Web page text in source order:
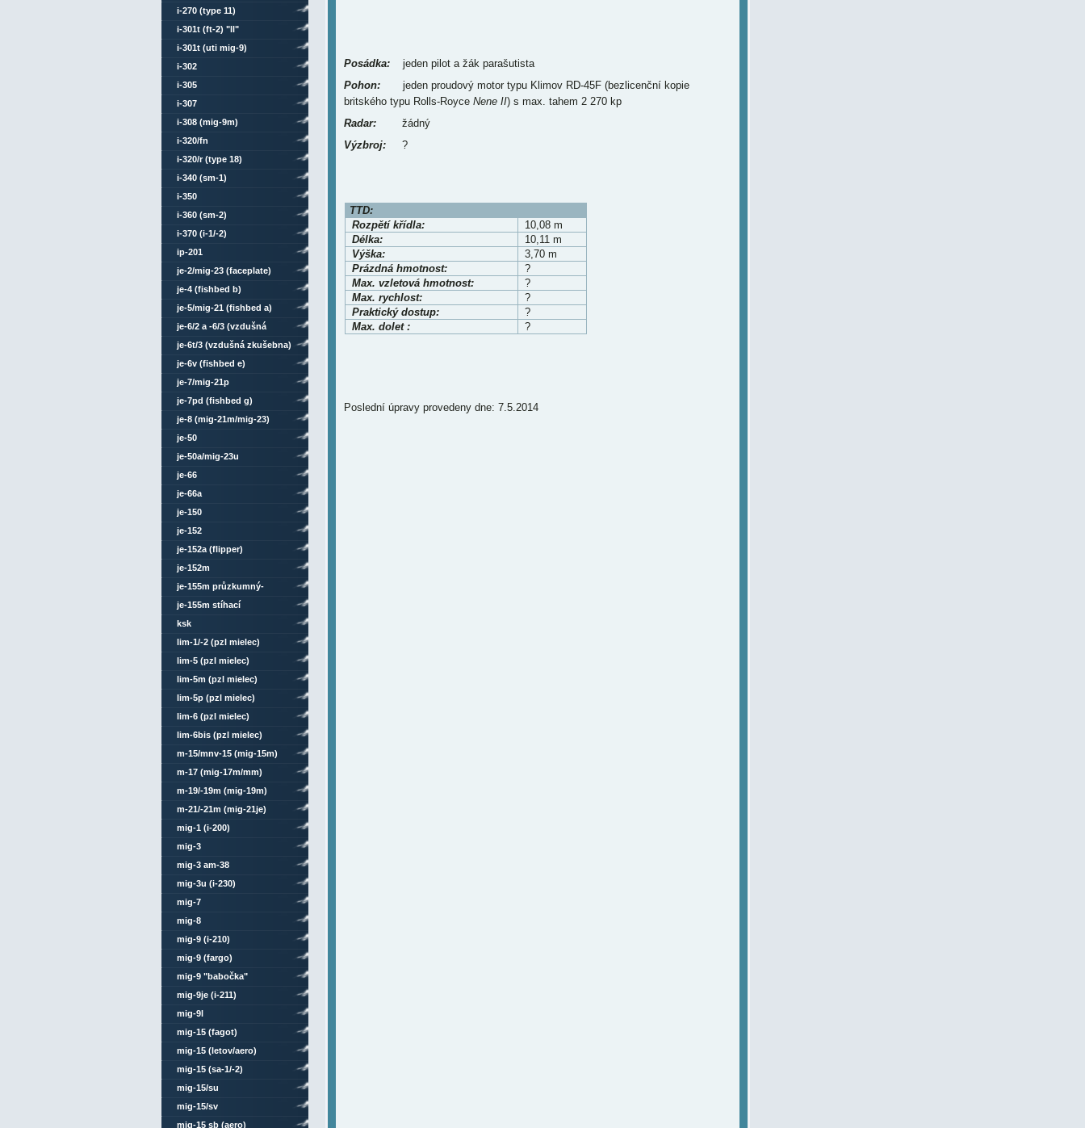
Posádka:jeden pilot a žák parašutista
Pohon:jeden proudový motor typu Klimov RD-45F (bezlicenční kopie
britského typu Rolls-Royce Nene II) s max. tahem 2 270 kp
Radar:žádný
Výzbroj:?
TTD:
Rozpětí křídla:
10,08 m
Délka:
10,11 m
Výška:
3,70 m
Prázdná hmotnost:
?
Max. vzletová hmotnost:
?
Max. rychlost:
?
Praktický dostup:
?
Max. dolet :
?
Poslední úpravy provedeny dne: 7.5.2014
i-270 (type 11)
i-301t (ft-2) "ll"
i-301t (uti mig-9)
i-302
i-305
i-307
i-308 (mig-9m)
i-320/fn
i-320/r (type 18)
i-340 (sm-1)
i-350
i-360 (sm-2)
i-370 (i-1/-2)
ip-201
je-2/mig-23 (faceplate)
je-4 (fishbed b)
je-5/mig-21 (fishbed a)
je-6/2 a -6/3 (vzdušná
zkušebna)
je-6t/3 (vzdušná zkušebna)
je-6v (fishbed e)
je-7/mig-21p
je-7pd (fishbed g)
je-8 (mig-21m/mig-23)
je-50
je-50a/mig-23u
je-66
je-66a
je-150
je-152
je-152a (flipper)
je-152m
je-155m průzkumný-
bombardovací
je-155m stíhací
ksk
lim-1/-2 (pzl mielec)
lim-5 (pzl mielec)
lim-5m (pzl mielec)
lim-5p (pzl mielec)
lim-6 (pzl mielec)
lim-6bis (pzl mielec)
m-15/mnv-15 (mig-15m)
m-17 (mig-17m/mm)
m-19/-19m (mig-19m)
m-21/-21m (mig-21je)
mig-1 (i-200)
mig-3
mig-3 am-38
mig-3u (i-230)
mig-7
mig-8
mig-9 (i-210)
mig-9 (fargo)
mig-9 "babočka"
mig-9je (i-211)
mig-9l
mig-15 (fagot)
mig-15 (letov/aero)
mig-15 (sa-1/-2)
mig-15/su
mig-15/sv
mig-15 sb (aero)